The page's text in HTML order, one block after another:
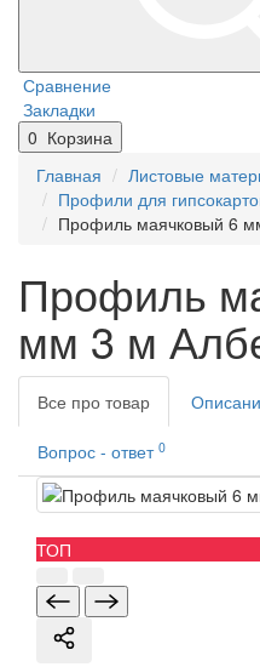
Сравнение
Закладки
0 Корзина
Главная
Листовые
Профили для
Профиль маячковый 6
Профиль
мм 3 м
Все про товар
Вопрос - ответ 0
ТОП